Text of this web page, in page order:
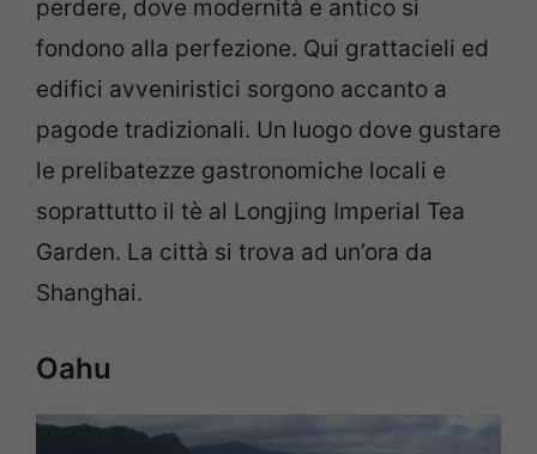
perdere, dove modernità e antico si
fondono alla perfezione. Qui grattacieli ed
edifici avveniristici sorgono accanto a
pagode tradizionali. Un luogo dove gustare
le prelibatezze gastronomiche locali e
soprattutto il tè al Longjing Imperial Tea
Garden. La città si trova ad un’ora da
Shanghai.
Oahu